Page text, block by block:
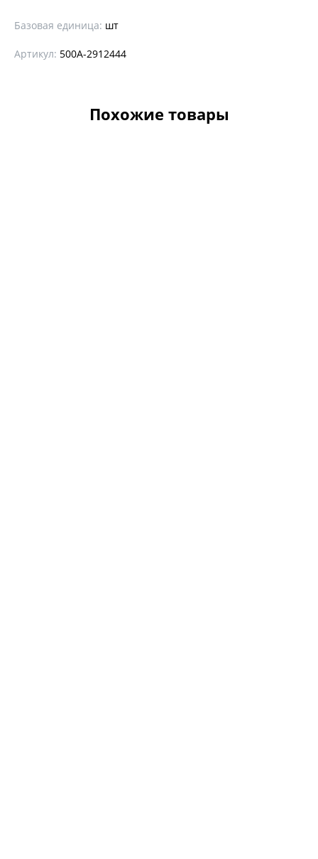
Базовая единица: шт
Артикул: 500А-2912444
Похожие товары